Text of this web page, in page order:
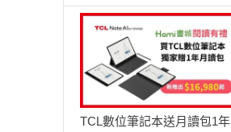
TCL數位筆記本送月讀包1年